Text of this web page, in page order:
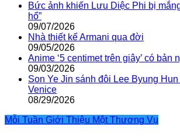
Bức ảnh khiến Lưu Diệc Phi bị
hổ”
09/07/2026
Nhà thiết kế Armani qua đời
09/05/2026
Anime ‘5 centimet trên giây’ có bản
09/03/2026
Son Ye Jin sánh đôi Lee Byung
Venice
08/29/2026
Mỗi Tuần Giới Thiệu Một Thương Vụ